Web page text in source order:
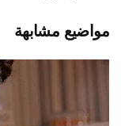
مواضيع مشابهة